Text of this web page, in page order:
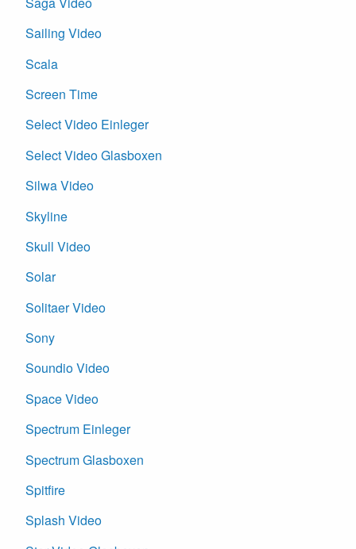
Sailing Video
Scala
Screen Time
Select Video Einleger
Select Video Glasboxen
Silwa Video
Skyline
Skull Video
Solar
Solitaer Video
Sony
Soundio Video
Space Video
Spectrum Einleger
Spectrum Glasboxen
Spitfire
Splash Video